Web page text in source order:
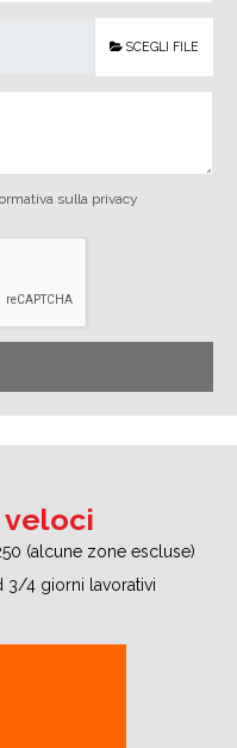
SCEGLI FILE
sulla privacy
veloci
(alcune zone escluse)
3/4 giorni lavorativi